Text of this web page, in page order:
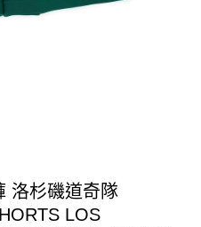
洛杉磯道奇隊
LOS